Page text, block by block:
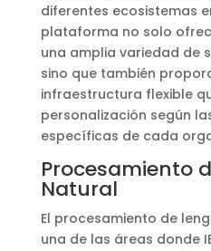
diferentes ecosistemas
plataforma no solo
una amplia variedad de
sino que también
infraestructura flexible
personalización según
específicas de cada
Procesamiento
Natural
El procesamiento de
una de las áreas donde